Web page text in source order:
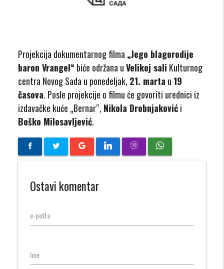
Projekcija dokumentarnog filma „Jego blagorodije
baron Vrangel“ biće održana uVelikoj sali Kulturnog
centra Novog Sada u ponedeljak, 21. marta u 19
časova. Posle projekcije o filmu će govoriti urednici iz
izdavačke kuće „Bernar“, Nikola Drobnjakovići
Boško Milosavljević.
Ostavi komentar
e-pošta
Ime